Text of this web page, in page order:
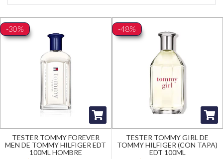
-30%
TESTER TOMMY FOREVER
MEN DE TOMMY HILFIGER EDT
100ML HOMBRE
-48%
TESTER TOMMY GIRL DE
TOMMY HILFIGER (CON TAPA)
EDT 100ML